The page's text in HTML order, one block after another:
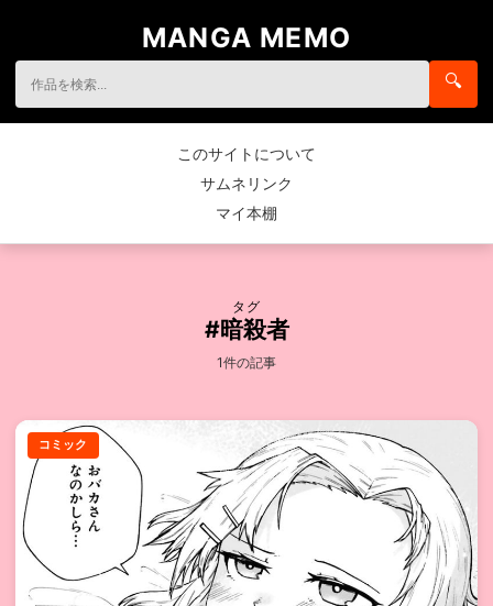
MANGA MEMO
🔍
このサイトについて
サムネリンク
マイ本棚
タグ
#暗殺者
1件の記事
コミック